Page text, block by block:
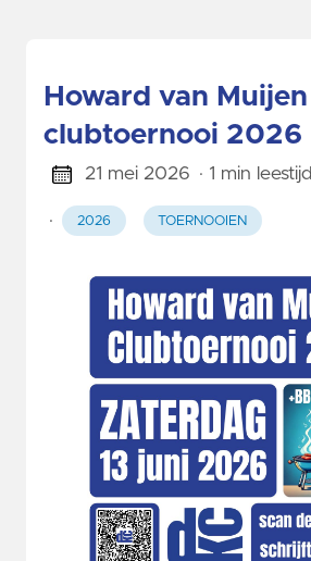
Howard van Muijen
clubtoernooi 2026
21 mei 2026 · 1 min leestijd
· 2026 TOERNOOIEN